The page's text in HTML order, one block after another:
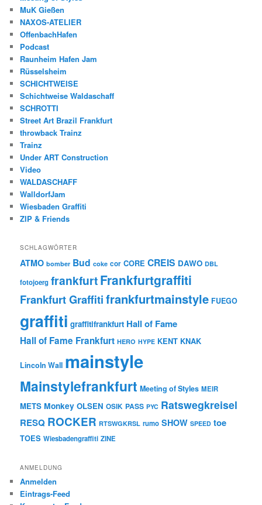
MuK Gießen
NAXOS-ATELIER
OffenbachHafen
Podcast
Raunheim Hafen Jam
Rüsselsheim
SCHICHTWEISE
Schichtweise Waldaschaff
SCHROTTI
Street Art Brazil Frankfurt
throwback Trainz
Trainz
Under ART Construction
Video
WALDASCHAFF
WalldorfJam
Wiesbaden Graffiti
ZIP & Friends
SCHLAGWÖRTER
ATMO bomber Bud coke cor CORE CREIS DAWO DBL
fotojoerg frankfurtFrankfurtgraffiti
Frankfurt Graffitifrankfurtmainstyle FUEGO
graffiti graffitifrankfurt Hall of Fame
Hall of Fame Frankfurt HERO HYPE KENT KNAK
Lincoln Wall mainstyle
Mainstylefrankfurt Meeting of Styles MEIR
METS Monkey OLSEN OSIK PASS PYC Ratswegkreisel
RESQ ROCKER RTSWGKRSL rumo SHOW SPEED toe
TOES Wiesbadengraffiti ZINE
ANMELDUNG
Anmelden
Eintrags-Feed